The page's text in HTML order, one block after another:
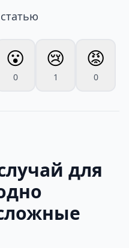
😮
0
😢
1
😡
0
для